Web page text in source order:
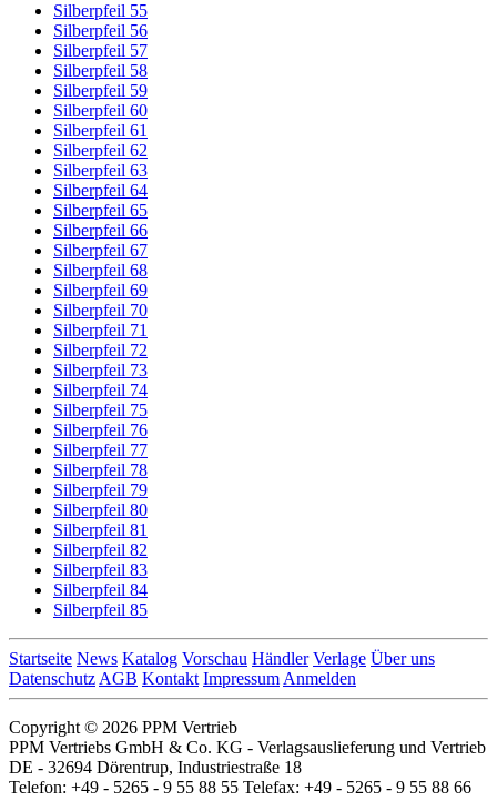
Silberpfeil 55
Silberpfeil 56
Silberpfeil 57
Silberpfeil 58
Silberpfeil 59
Silberpfeil 60
Silberpfeil 61
Silberpfeil 62
Silberpfeil 63
Silberpfeil 64
Silberpfeil 65
Silberpfeil 66
Silberpfeil 67
Silberpfeil 68
Silberpfeil 69
Silberpfeil 70
Silberpfeil 71
Silberpfeil 72
Silberpfeil 73
Silberpfeil 74
Silberpfeil 75
Silberpfeil 76
Silberpfeil 77
Silberpfeil 78
Silberpfeil 79
Silberpfeil 80
Silberpfeil 81
Silberpfeil 82
Silberpfeil 83
Silberpfeil 84
Silberpfeil 85
Startseite News Katalog Vorschau Händler Verlage Über uns
Datenschutz AGB Kontakt Impressum Anmelden
Copyright © 2026 PPM Vertrieb
PPM Vertriebs GmbH & Co. KG - Verlagsauslieferung und Vertrieb
DE - 32694 Dörentrup, Industriestraße 18
Telefon: +49 - 5265 - 9 55 88 55 Telefax: +49 - 5265 - 9 55 88 66